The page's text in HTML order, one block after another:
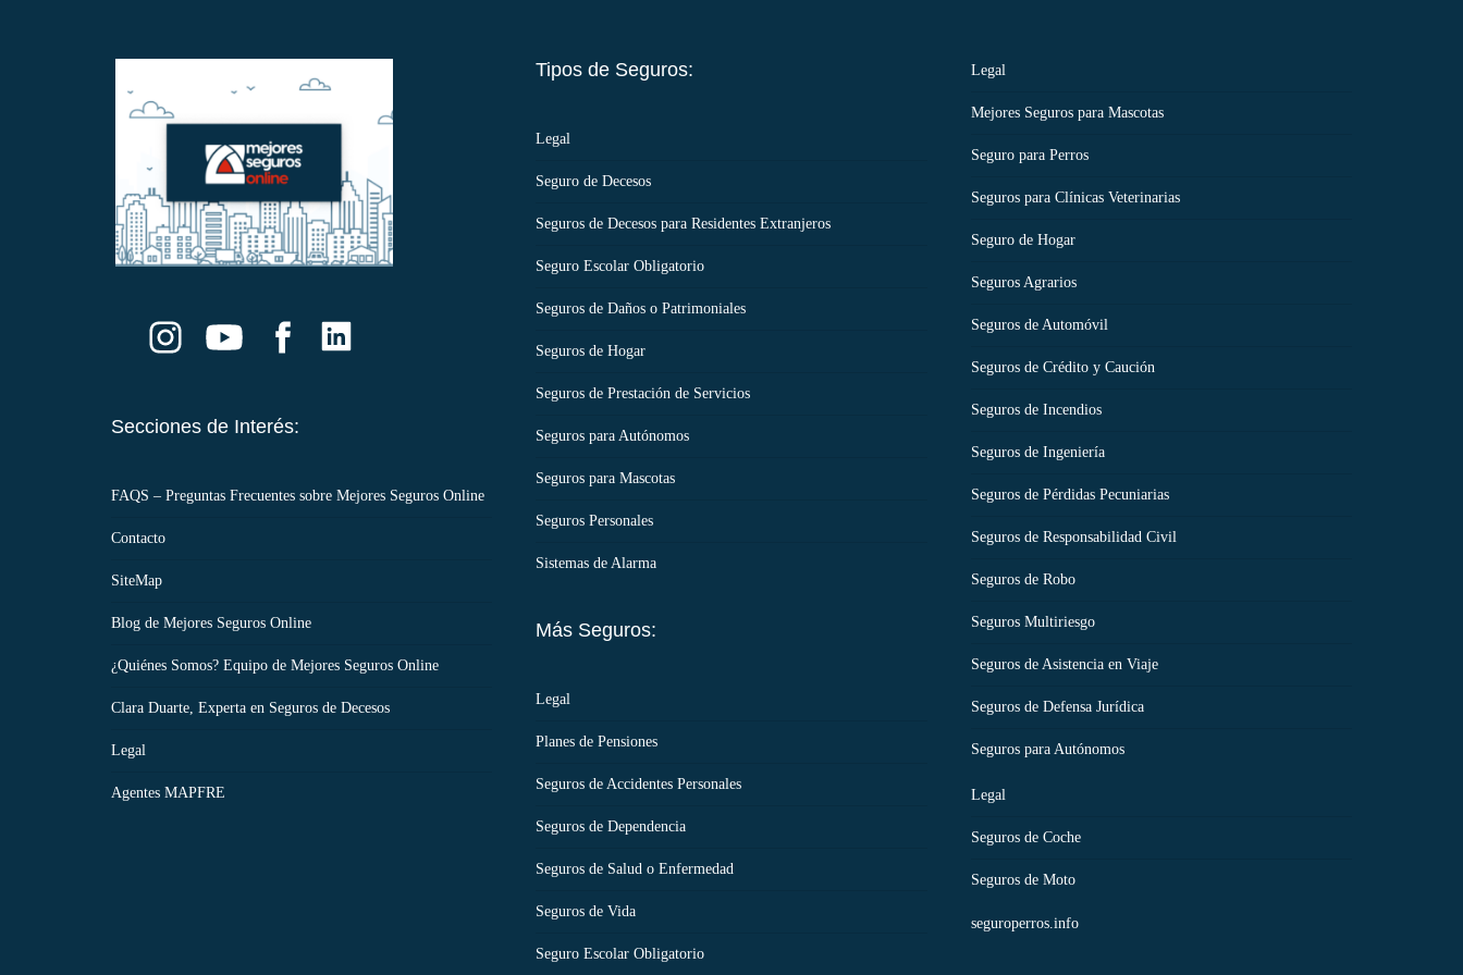
Secciones de Interés:
FAQS – Preguntas Frecuentes sobre Mejores Seguros Online
Contacto
SiteMap
Blog de Mejores Seguros Online
¿Quiénes Somos? Equipo de Mejores Seguros Online
Clara Duarte, Experta en Seguros de Decesos
Legal
Agentes MAPFRE
Tipos de Seguros:
Legal
Seguro de Decesos
Seguros de Decesos para Residentes Extranjeros
Seguro Escolar Obligatorio
Seguros de Daños o Patrimoniales
Seguros de Hogar
Seguros de Prestación de Servicios
Seguros para Autónomos
Seguros para Mascotas
Seguros Personales
Sistemas de Alarma
Más Seguros:
Legal
Planes de Pensiones
Seguros de Accidentes Personales
Seguros de Dependencia
Seguros de Salud o Enfermedad
Seguros de Vida
Seguro Escolar Obligatorio
Legal
Mejores Seguros para Mascotas
Seguro para Perros
Seguros para Clínicas Veterinarias
Seguro de Hogar
Seguros Agrarios
Seguros de Automóvil
Seguros de Crédito y Caución
Seguros de Incendios
Seguros de Ingeniería
Seguros de Pérdidas Pecuniarias
Seguros de Responsabilidad Civil
Seguros de Robo
Seguros Multiriesgo
Seguros de Asistencia en Viaje
Seguros de Defensa Jurídica
Seguros para Autónomos
Legal
Seguros de Coche
Seguros de Moto
seguroperros.info